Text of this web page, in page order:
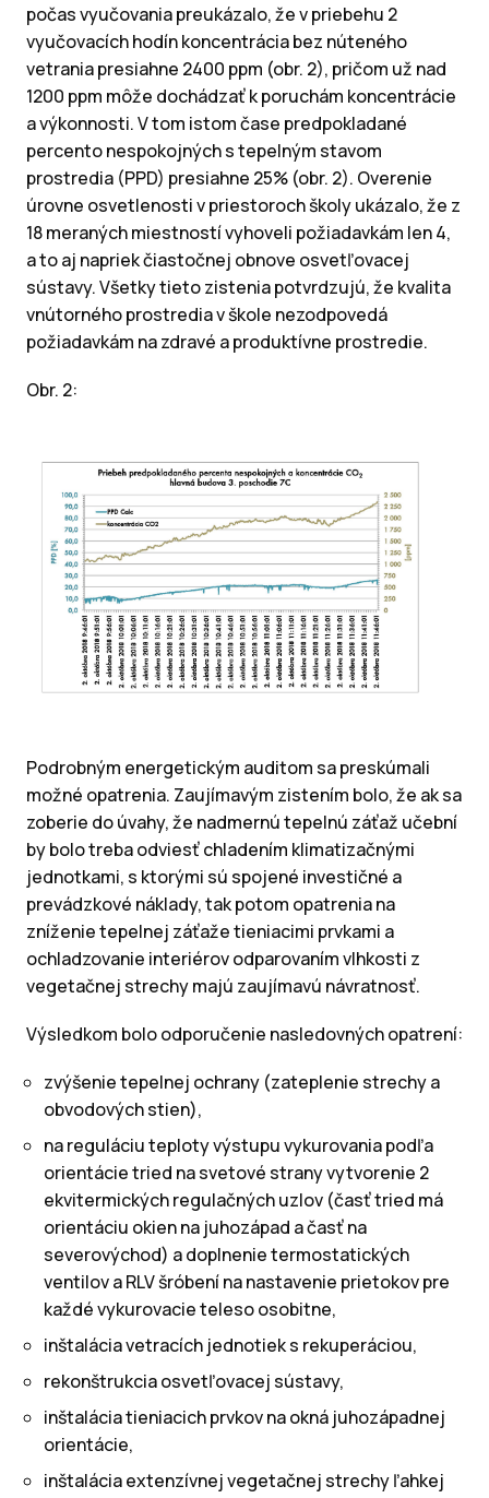
počas vyučovania preukázalo, že v priebehu 2
vyučovacích hodín koncentrácia bez núteného
vetrania presiahne 2400 ppm (obr. 2), pričom už nad
1200 ppm môže dochádzať k poruchám koncentrácie
a výkonnosti. V tom istom čase predpokladané
percento nespokojných s tepelným stavom
prostredia (PPD) presiahne 25% (obr. 2). Overenie
úrovne osvetlenosti v priestoroch školy ukázalo, že z
18 meraných miestností vyhoveli požiadavkám len 4,
a to aj napriek čiastočnej obnove osvetľovacej
sústavy. Všetky tieto zistenia potvrdzujú, že kvalita
vnútorného prostredia v škole nezodpovedá
požiadavkám na zdravé a produktívne prostredie.
Obr. 2:
Podrobným energetickým auditom sa preskúmali
možné opatrenia. Zaujímavým zistením bolo, že ak sa
zoberie do úvahy, že nadmernú tepelnú záťaž učební
by bolo treba odviesť chladením klimatizačnými
jednotkami, s ktorými sú spojené investičné a
prevádzkové náklady, tak potom opatrenia na
zníženie tepelnej záťaže tieniacimi prvkami a
ochladzovanie interiérov odparovaním vlhkosti z
vegetačnej strechy majú zaujímavú návratnosť.
Výsledkom bolo odporučenie nasledovných opatrení:
zvýšenie tepelnej ochrany (zateplenie strechy a
obvodových stien),
na reguláciu teploty výstupu vykurovania podľa
orientácie tried na svetové strany vytvorenie 2
ekvitermických regulačných uzlov (časť tried má
orientáciu okien na juhozápad a časť na
severovýchod) a doplnenie termostatických
ventilov a RLV šróbení na nastavenie prietokov pre
každé vykurovacie teleso osobitne,
inštalácia vetracích jednotiek s rekuperáciou,
rekonštrukcia osvetľovacej sústavy,
inštalácia tieniacich prvkov na okná juhozápadnej
orientácie,
inštalácia extenzívnej vegetačnej strechy ľahkej